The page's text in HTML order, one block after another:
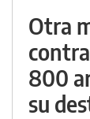
Otra
800
su